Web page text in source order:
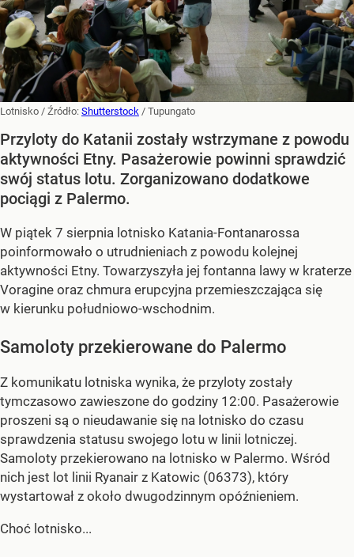
Lotnisko / Źródło: Shutterstock / Tupungato
Przyloty do Katanii zostały wstrzymane z powodu
aktywności Etny. Pasażerowie powinni sprawdzić
swój status lotu. Zorganizowano dodatkowe
pociągi z Palermo.
W piątek 7 sierpnia lotnisko Katania-Fontanarossa
poinformowało o utrudnieniach z powodu kolejnej
aktywności Etny. Towarzyszyła jej fontanna lawy w kraterze
Voragine oraz chmura erupcyjna przemieszczająca się
w kierunku południowo-wschodnim.
Samoloty przekierowane do Palermo
Z komunikatu lotniska wynika, że przyloty zostały
tymczasowo zawieszone do godziny 12:00. Pasażerowie
proszeni są o nieudawanie się na lotnisko do czasu
sprawdzenia statusu swojego lotu w linii lotniczej.
Samoloty przekierowano na lotnisko w Palermo. Wśród
nich jest lot linii Ryanair z Katowic (06373), który
wystartował z około dwugodzinnym opóźnieniem.
Choć lotnisko...